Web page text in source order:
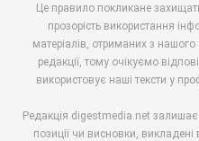
Це правило покликане
прозорість використання
матеріалів, отриманих з
редакції, тому очікуємо
використовує наші тексти у
Редакція digestmedia.net
позиції чи висновки, викладені